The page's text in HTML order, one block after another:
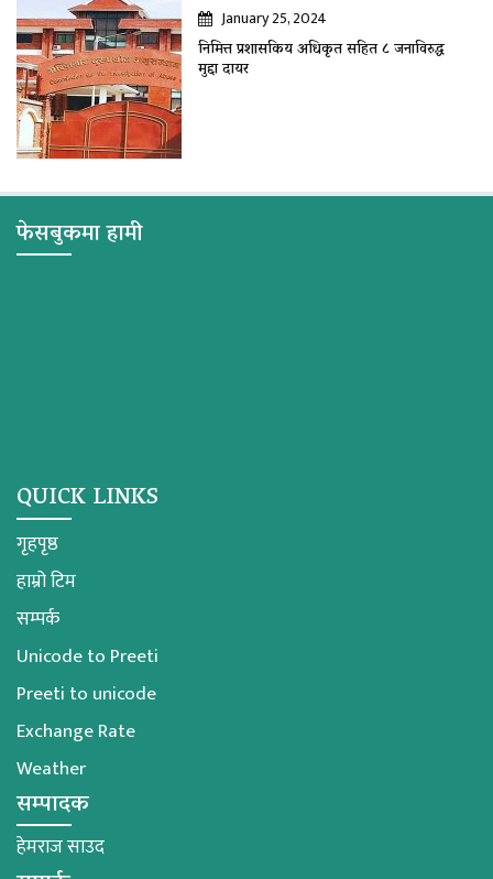
January 25, 2024
निमित्त प्रशासकिय अधिकृत सहित ८ जनाविरुद्ध
मुद्दा दायर
फेसबुकमा हामी
QUICK LINKS
गृहपृष्ठ
हाम्रो टिम
सम्पर्क
Unicode to Preeti
Preeti to unicode
Exchange Rate
Weather
सम्पादक
हेमराज साउद